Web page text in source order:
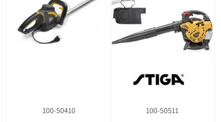
100-50511
100-50410